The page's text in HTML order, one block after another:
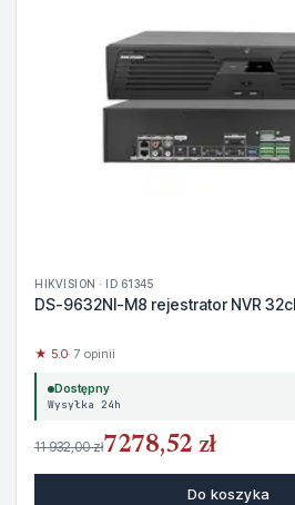
HIKVISION · ID 61345
DS-9632NI-M8 rejestrator NVR
★ 5.0· 7 opinii
Dostępny
Wysyłka 24h
11 932,00 zł7278,52 zł
Do koszyka